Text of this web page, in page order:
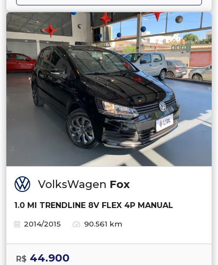
VolksWagen Fox
1.0 MI TRENDLINE 8V FLEX 4P MANUAL
2014/2015
90.561 km
R$ 44.900